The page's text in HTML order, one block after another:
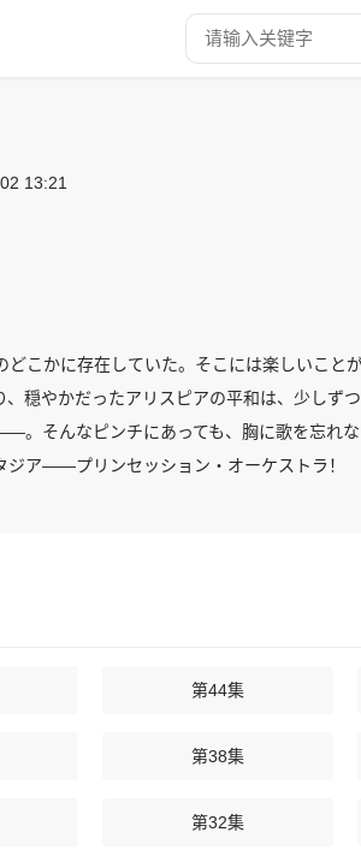
13:21
こかに存在していた。そこには楽しいこと
穏やかだったアリスピアの平和は、少しず
。そんなピンチにあっても、胸に歌を忘れ
ジア――プリンセッション・オーケストラ！
第44集
第38集
第32集